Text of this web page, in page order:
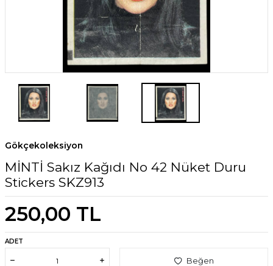
Gökçekoleksiyon
MİNTİ Sakız Kağıdı No 42 Nüket Duru
Stickers SKZ913
250,00 TL
ADET
Beğen